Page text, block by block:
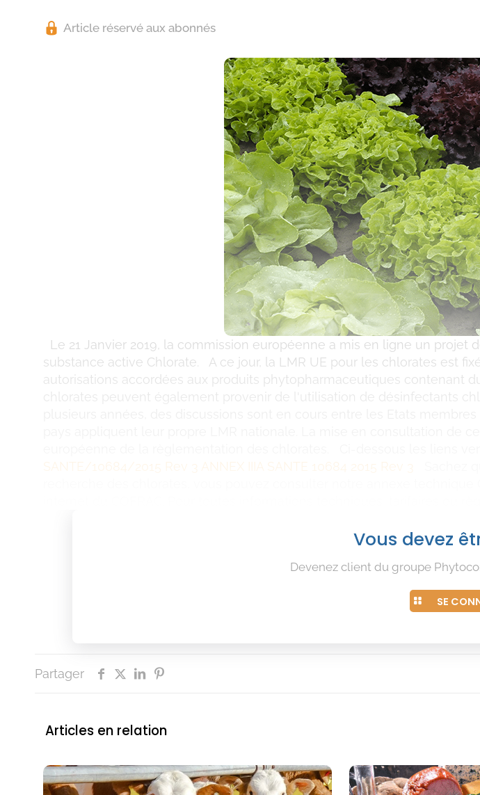
Article réservé aux abonnés
Le 21 Janvier 2019, la commission européenne a mis en ligne un
substance active Chlorate. A ce jour, la LMR UE pour les chlorates est
autorisations accordées aux produits phytopharmaceutiques contenant
chlorates peuvent également provenir de l'utilisation de désinfectants
SANTE/10684/2015 Rev 3
ANNEX IIIA SANTE 10684 2015 Rev 3
Vous devez
Devenez client du groupe
SE
Partager
Articles en relation